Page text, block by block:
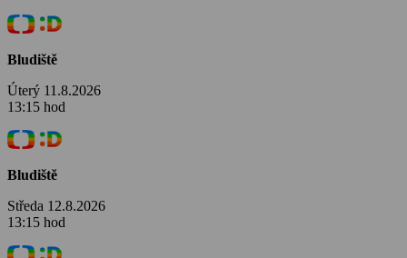
Bludiště
Úterý 11.8.2026
13:15 hod
Bludiště
Středa 12.8.2026
13:15 hod